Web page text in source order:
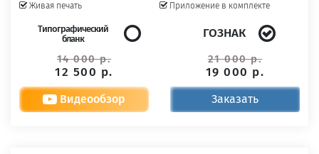
Живая печать
Приложение в комплекте
Типографический
бланк
14 000 р.
12 500 р.
ГОЗНАК
21 000 р.
19 000 р.
Видеообзор Заказать